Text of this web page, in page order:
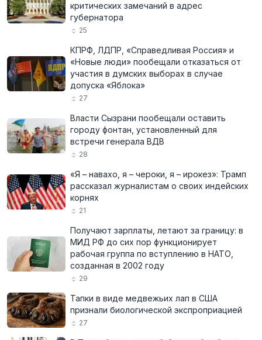
критических замечаний в адрес
губернатора
25
КПРФ, ЛДПР, «Справедливая Россия» и
«Новые люди» пообещали отказаться от
участия в думских выборах в случае
допуска «Яблока»
27
Власти Сызрани пообещали оставить
городу фонтан, установленный для
встречи генерала ВДВ
28
«Я – навахо, я – чероки, я – ирокез»: Трамп
рассказал журналистам о своих индейских
корнях
21
Получают зарплаты, летают за границу: в
МИД РФ до сих пор функционирует
рабочая группа по вступлению в НАТО,
созданная в 2002 году
29
Тапки в виде медвежьих лап в США
признали биологической экспроприацией
27